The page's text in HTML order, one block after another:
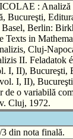
: Analiză
Berlin:
in
Cluj-
Feladatok
II), Bucureşti,
I, II),
o variabilă
Cluj, 1972.
din nota finală.